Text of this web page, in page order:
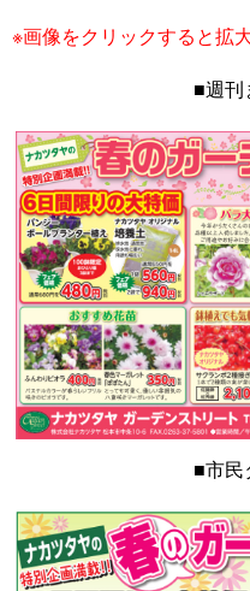
※画像をクリックすると拡
■週刊
■市民